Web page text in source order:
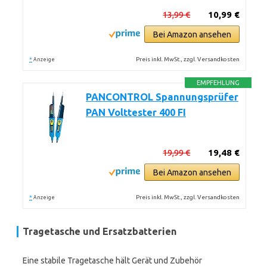
10,99 €
13,99 €
Bei Amazon ansehen
* Anzeige Preis inkl. MwSt., zzgl. Versandkosten
EMPFEHLUNG
PANCONTROL Spannungsprüfer
PAN Volttester 400 FI
19,48 €
19,99 €
Bei Amazon ansehen
* Anzeige Preis inkl. MwSt., zzgl. Versandkosten
Tragetasche und Ersatzbatterien
Eine stabile Tragetasche hält Gerät und Zubehör